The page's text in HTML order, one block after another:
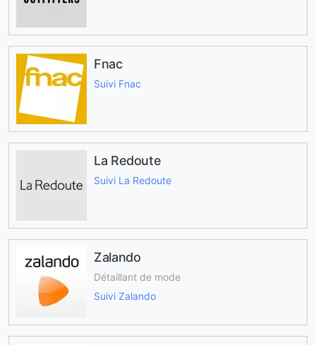
Fnac
Suivi Fnac
La Redoute
Suivi La Redoute
Zalando
Détaillant de mode
Suivi Zalando